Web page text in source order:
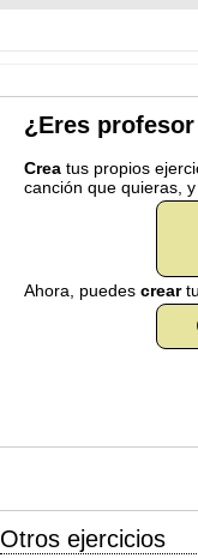
¿Eres
Creatus propios
canción que quieras, y
Ahora, puedes crear
Otros ejercicios